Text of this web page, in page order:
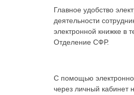
Главное удобство
деятельности
электронной книжке в
Отделение СФР.
С помощью
через личный кабинет